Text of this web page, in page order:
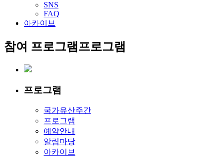
SNS
FAQ
아카이브
참여 프로그램프로그램
프로그램
국가유산주간
프로그램
예약안내
알림마당
아카이브